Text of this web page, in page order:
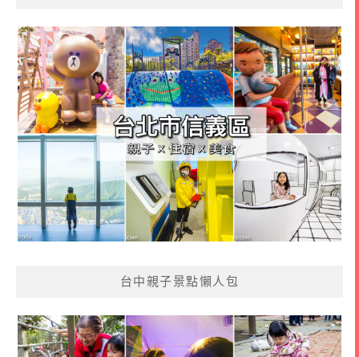
台中親子景點懶人包